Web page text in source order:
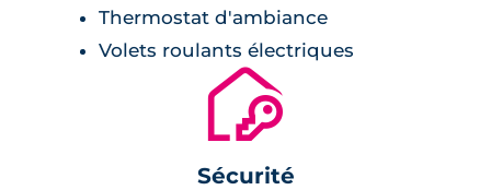
Thermostat d'ambiance
Volets roulants électriques
🔐
Sécurité